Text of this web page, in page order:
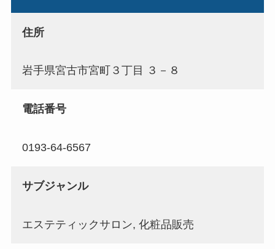
住所
岩手県宮古市宮町３丁目 ３－８
電話番号
0193-64-6567
サブジャンル
エステティックサロン, 化粧品販売